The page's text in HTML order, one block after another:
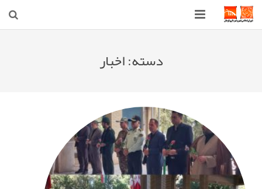
ارتباط با ما
دسته:اخبار